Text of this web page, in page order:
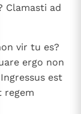
Clamasti ad
vir tu es?
ergo non
est
regem